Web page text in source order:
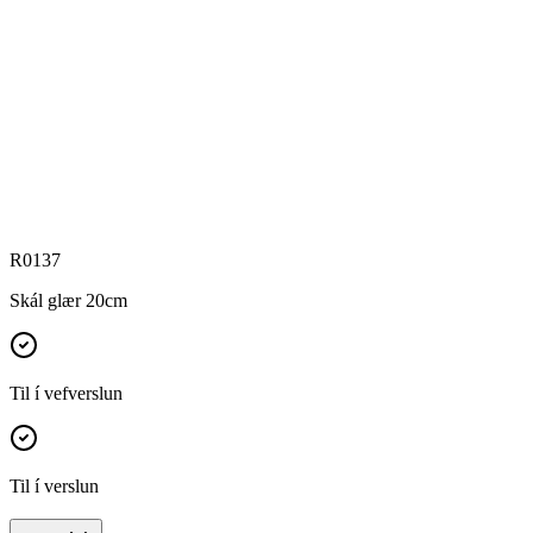
R0137
Skál glær 20cm
Til í vefverslun
Til í verslun